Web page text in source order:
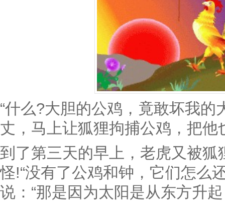
“什么?大胆的公鸡，竟敢坏我的
丈，马上让狐狸拘捕公鸡，把他
到了第三天的早上，老虎又被
怪!“没有了公鸡和钟，它们怎么
说：“那是因为太阳是从东方升